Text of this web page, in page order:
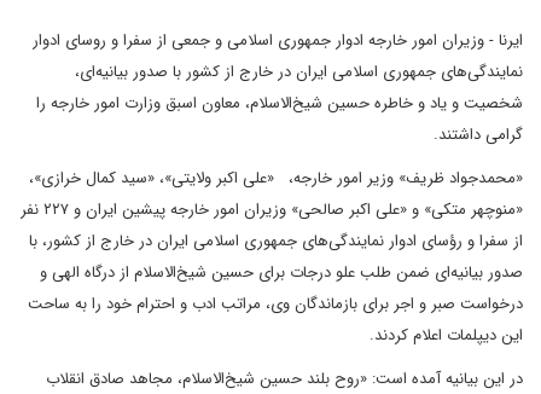
ایرنا - وزیران امور خارجه ادوار جمهوری اسلامی و جمعی از سفرا و روسای ادوار
نمایندگی‌های جمهوری اسلامی ایران در خارج از کشور با صدور بیانیه‌ای،
شخصیت و یاد و خاطره حسین شیخ‌الاسلام، معاون اسبق وزارت امور خارجه را
گرامی داشتند.
«محمدجواد ظریف» وزیر امور خارجه، «علی اکبر ولایتی»، «سید کمال خرازی»،
«منوچهر متکی» و «علی اکبر صالحی» وزیران امور خارجه پیشین ایران و ۲۲۷ نفر
از سفرا و رؤسای ادوار نمایندگی‌های جمهوری اسلامی ایران در خارج از کشور، با
صدور بیانیه‌ای ضمن طلب علو درجات برای حسین شیخ‌الاسلام از درگاه الهی و
درخواست صبر و اجر برای بازماندگان وی، مراتب ادب و احترام خود را به ساحت
این دیپلمات اعلام کردند.
در این بیانیه آمده است: «روح بلند حسین شیخ‌الاسلام، مجاهد صادق انقلاب